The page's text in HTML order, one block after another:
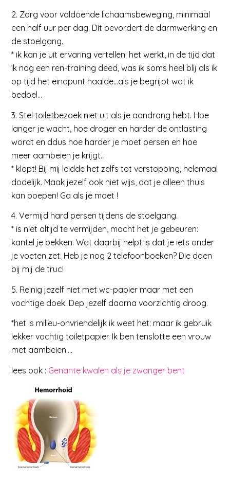
2. Zorg voor voldoende lichaamsbeweging, minimaal
een half uur per dag. Dit bevordert de darmwerking en
de stoelgang.
* ik kan je uit ervaring vertellen: het werkt, in de tijd dat
ik nog een ren-training deed, was ik soms heel blij als ik
op tijd het eindpunt haalde…als je begrijpt wat ik
bedoel…
3. Stel toiletbezoek niet uit als je aandrang hebt. Hoe
langer je wacht, hoe droger en harder de ontlasting
wordt en ddus hoe harder je moet persen en hoe
meer aambeien je krijgt..
* klopt! Bij mij leidde het zelfs tot verstopping, helemaal
dodelijk. Maak jezelf ook niet wijs, dat je alleen thuis
kan poepen! Ga als je moet !
4. Vermijd hard persen tijdens de stoelgang.
* is niet altijd te vermijden, mocht het je gebeuren:
kantel je bekken. Wat daarbij helpt is dat je iets onder
je voeten zet. Heb je nog 2 telefoonboeken? Die doen
bij mij de truc!
5. Reinig jezelf niet met wc-papier maar met een
vochtige doek. Dep jezelf daarna voorzichtig droog.
*het is milieu-onvriendelijk ik weet het: maar ik gebruik
lekker vochtig toiletpapier. Ik ben tenslotte een vrouw
met aambeien….
lees ook : Genante kwalen als je zwanger bent